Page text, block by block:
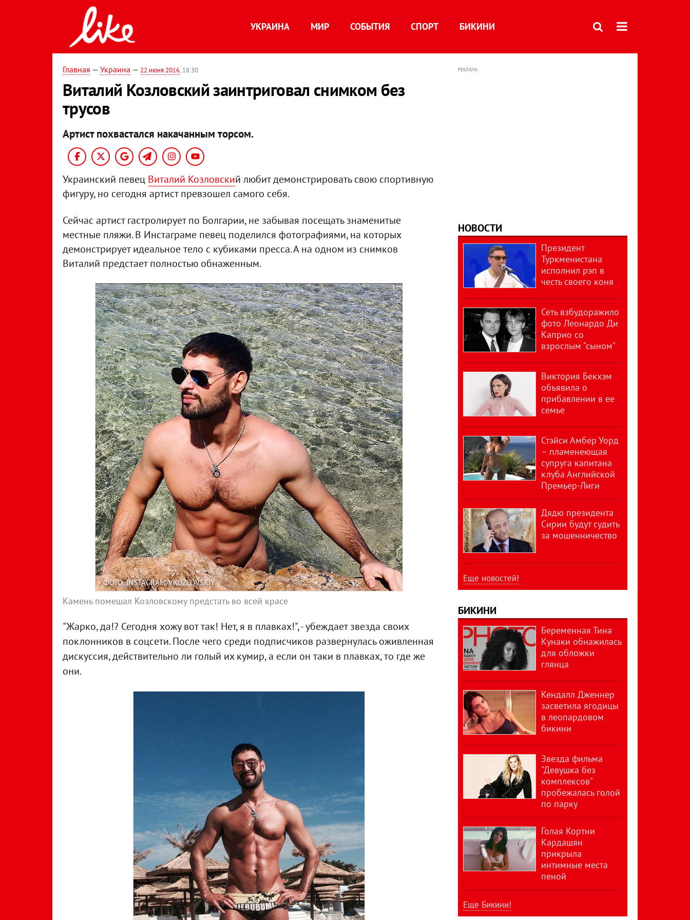
УКРАИНА МИР СОБЫТИЯ СПОРТ БИКИНИ
Главная — Украина — 22 июня 2016, 18:30
Виталий Козловский заинтриговал снимком без
трусов
Артист похвастался накачанным торсом.
Украинский певец Виталий Козловский любит демонстрировать свою спортивную
фигуру, но сегодня артист превзошел самого себя.
Сейчас артист гастролирует по Болгарии, не забывая посещать знаменитые
местные пляжи. В Инстаграме певец поделился фотографиями, на которых
демонстрирует идеальное тело с кубиками пресса. А на одном из снимков
Виталий предстает полностью обнаженным.
ФОТО: INSTAGRAM/VKOZLOVSKIY
Камень помешал Козловскому предстать во всей красе
"Жарко, да!? Сегодня хожу вот так! Нет, я в плавках!", - убеждает звезда своих
поклонников в соцсети. После чего среди подписчиков развернулась оживленная
дискуссия, действительно ли голый их кумир, а если он таки в плавках, то где же
они.
РЕКЛАМА
НОВОСТИ
Президент
Туркменистана
исполнил рэп в
честь своего коня
Сеть взбудоражило
фото Леонардо Ди
Каприо со
взрослым "сыном"
Виктория Бекхэм
объявила о
прибавлении в ее
семье
Стэйси Амбер Уорд
– пламенеющая
супруга капитана
клуба Английской
Премьер-Лиги
Дядю президента
Сирии будут судить
за мошенничество
Еще новостей!
БИКИНИ
Беременная Тина
Кунаки обнажилась
для обложки
глянца
Кендалл Дженнер
засветила ягодицы
в леопардовом
бикини
Звезда фильма
"Девушка без
комплексов"
пробежалась голой
по парку
Голая Кортни
Кардашян
прикрыла
интимные места
пеной
Еще Бикини!